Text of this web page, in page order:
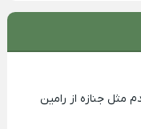
مثل جنازه از رامین